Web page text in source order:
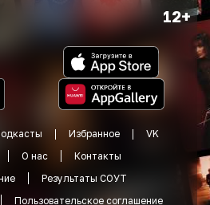
12+
Избранное
VK
О нас
Контакты
Результаты СОУТ
Пользовательское соглашение